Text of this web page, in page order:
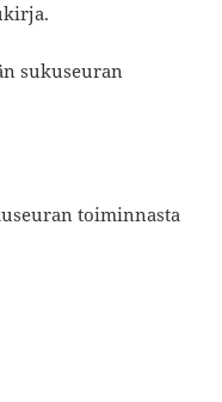
sukuseuran
toiminnasta